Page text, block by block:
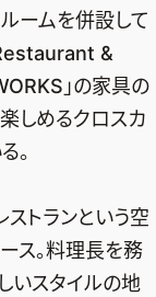
ームを併設して
&
」の家具の
しめるクロスカ
。
トランという空
ス。料理長を務
いスタイルの地